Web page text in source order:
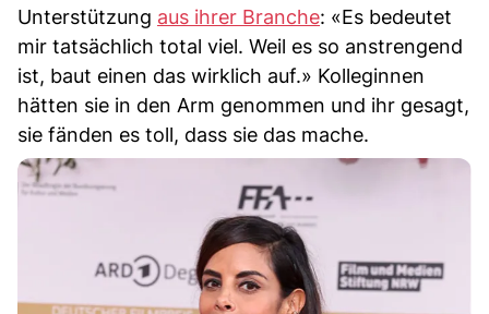
Unterstützung aus ihrer Branche: «Es bedeutet
mir tatsächlich total viel. Weil es so anstrengend
ist, baut einen das wirklich auf.» Kolleginnen
hätten sie in den Arm genommen und ihr gesagt,
sie fänden es toll, dass sie das mache.